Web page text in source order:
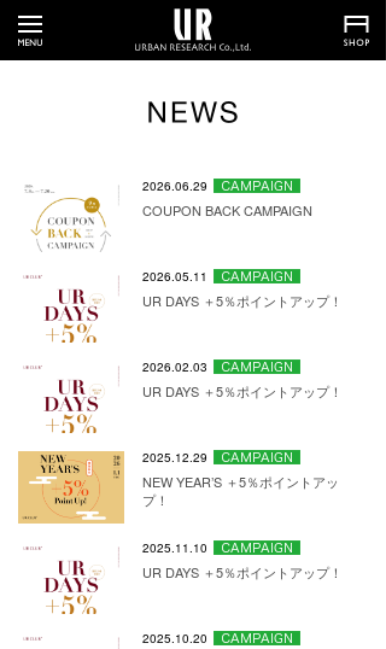
2026.06.29
COUPON BACK CAMPAIGN
2026.05.11
UR DAYS ＋5％ポイントアップ！
2026.02.03
UR DAYS ＋5％ポイントアップ！
2025.12.29
NEW YEAR’S ＋5％ポイントアッ
プ！
2025.11.10
UR DAYS ＋5％ポイントアップ！
2025.10.20